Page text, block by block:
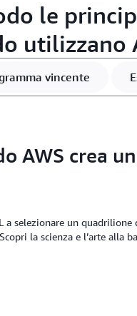
le
utilizzano
vincente
AWS crea
a selezionare un
la scienza e l’arte alla